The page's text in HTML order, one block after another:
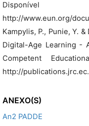
http://www.eun.org/
Kampylis, P., Punie, Y.
Digital-Age Learning -
Competent
http://
ANEXO(S)
An2 PADDE